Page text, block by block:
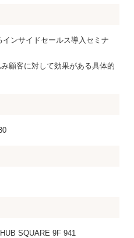
インサイドセールス導入セミナ
顧客に対して効果がある具体的
SQUARE 9F 941